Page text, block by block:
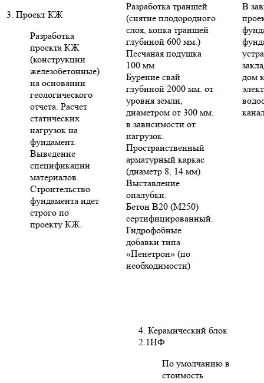
3. Проект КЖ
Разработка
проекта КЖ
(конструкции
железобетонные)
на основании
геологического
отчета. Расчет
статических
нагрузок на
фундамент.
Выведение
спецификации
материалов.
Строительство
фундамента идет
строго по
проекту КЖ.
Разработка траншей
(снятие плодородного
слоя, копка траншей
глубиной 600 мм.)
Песчаная подушка
100 мм.
Бурение свай
глубиной 2000 мм. от
уровня земли,
диаметром от 300 мм.
в зависимости от
нагрузок.
Пространственный
арматурный каркас
(диаметр 8, 14 мм).
Выставление
опалубки.
Бетон В20 (М250)
сертифицированный.
Гидрофобные
добавки типа
«Пенетрон» (по
необходимости)
В
дом
4. Керамический блок
2.1НФ
По умолчанию в
стоимость